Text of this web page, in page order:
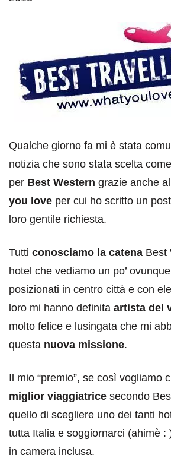
Qualche giorno fa mi è stata
notizia che sono stata scelta come
per Best Western grazie anche
you love per cui ho scritto un
loro gentile richiesta.
Tutti conosciamo la catena Best
hotel che vediamo un po’
posizionati in centro città e con
loro mi hanno definita artista del
molto felice e lusingata che mi
questa nuova missione.
Il mio “premio”, se così vogliamo
miglior viaggiatrice secondo
quello di scegliere uno dei tanti
tutta Italia e soggiornarci (ahimè :
in camera inclusa.